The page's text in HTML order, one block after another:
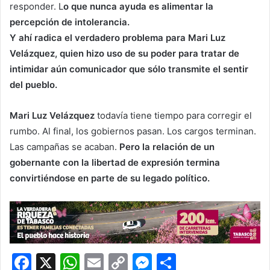
responder. Lo que nunca ayuda es alimentar la
percepción de intolerancia.
Y ahí radica el verdadero problema para Mari Luz
Velázquez, quien hizo uso de su poder para tratar de
intimidar aún comunicador que sólo transmite el sentir
del pueblo.
Mari Luz Velázquez todavía tiene tiempo para corregir el
rumbo. Al final, los gobiernos pasan. Los cargos terminan.
Las campañas se acaban. Pero la relación de un
gobernante con la libertad de expresión termina
convirtiéndose en parte de su legado político.
F
X
W E
C
M